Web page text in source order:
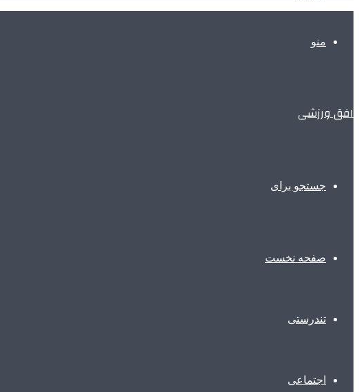
منو
افق ورزشی
جستجو برای
صفحه نخست
تندرستی
اجتماعی